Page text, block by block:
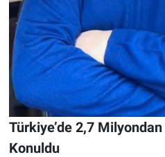
Türkiye’de 2,7
Konuldu